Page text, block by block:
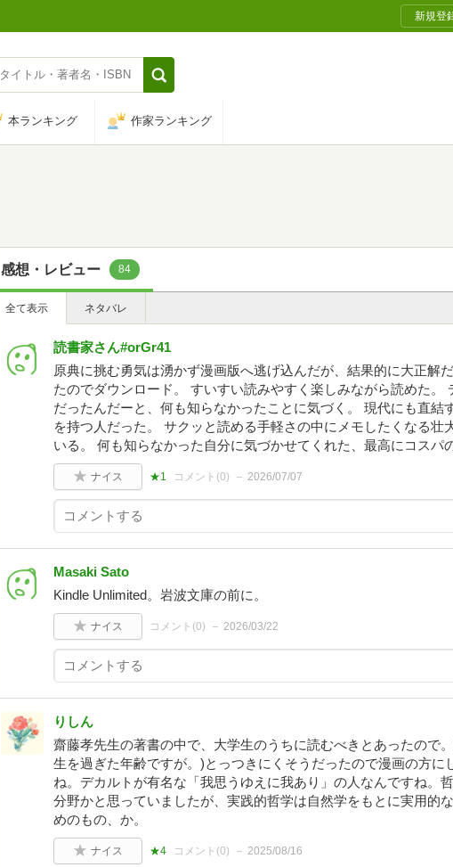
新規登
本ランキング 作家ランキング
感想・レビュー 84
全て表示 ネタバレ
読書家さん#orGr41
原典に挑む勇気は湧かず漫画版へ逃げ込んだが、結果的に大正解
たのでダウンロード。 すいすい読みやすく楽しみながら読めた。
だったんだーと、何も知らなかったことに気づく。 現代にも直結
を持つ人だった。 サクッと読める手軽さの中にメモしたくなる壮
いる。 何も知らなかった自分に気づかせてくれた、最高にコスパ
ナイス ★1 コメント(0) 2026/07/07
Masaki Sato
Kindle Unlimited。岩波文庫の前に。
ナイス コメント(0) 2026/03/22
りしん
齋藤孝先生の著書の中で、大学生のうちに読むべきとあったので
生を過ぎた年齢ですが。)とっつきにくそうだったので漫画の方に
ね。デカルトが有名な「我思うゆえに我あり」の人なんですね。
分野かと思っていましたが、実践的哲学は自然学をもとに実用的
めのもの、か。
ナイス ★4 コメント(0) 2025/08/16